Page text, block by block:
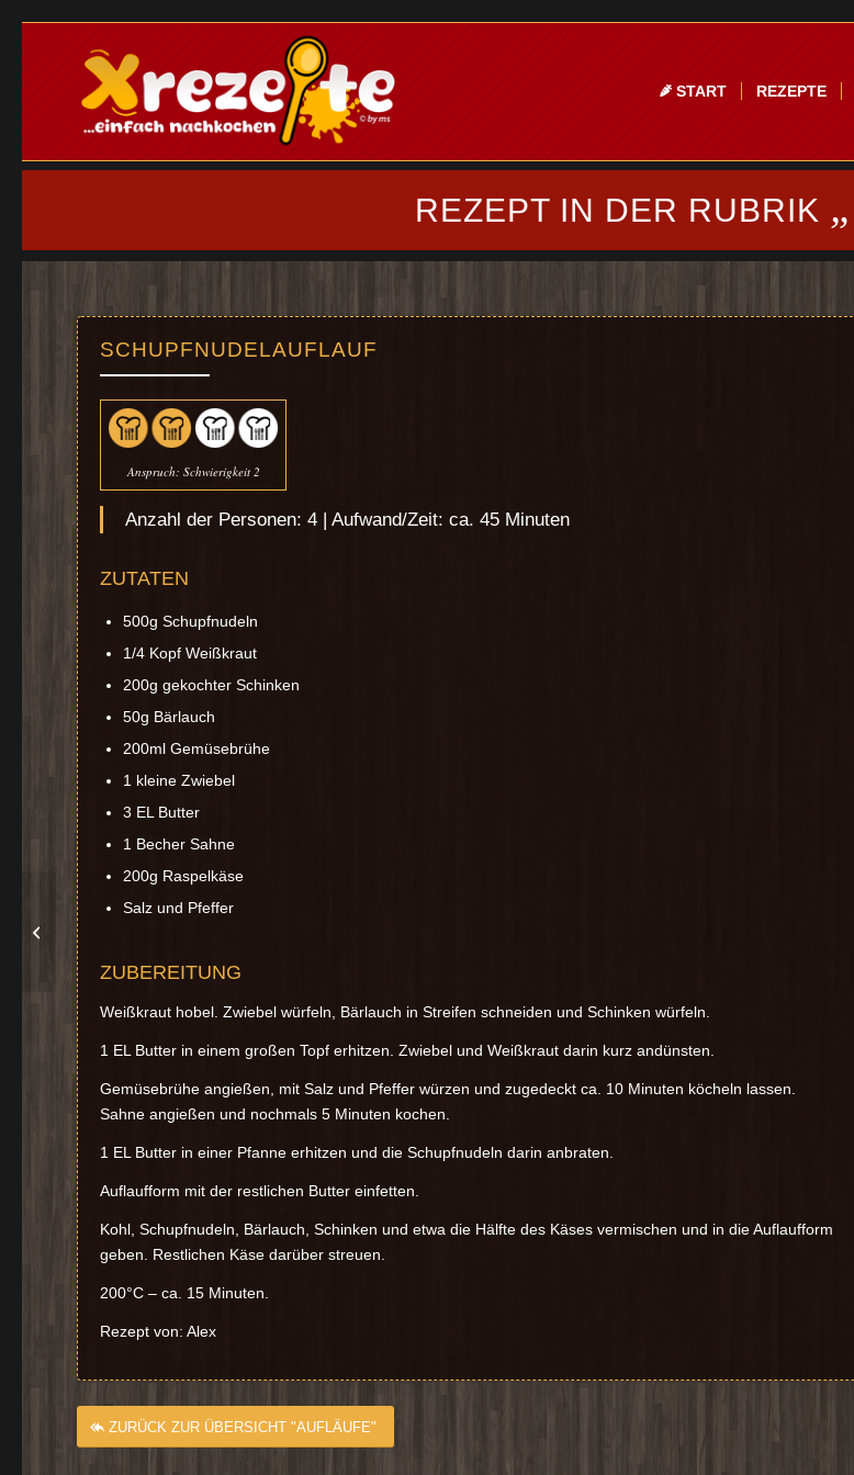
START REZEPTE
REZEPT IN DER RUBRIK „
SCHUPFNUDELAUFLAUF
Anspruch: Schwierigkeit 2
Anzahl der Personen: 4 | Aufwand/Zeit: ca. 45 Minuten
ZUTATEN
500g Schupfnudeln
1/4 Kopf Weißkraut
200g gekochter Schinken
50g Bärlauch
200ml Gemüsebrühe
1 kleine Zwiebel
3 EL Butter
1 Becher Sahne
200g Raspelkäse
Salz und Pfeffer
ZUBEREITUNG
Weißkraut hobel. Zwiebel würfeln, Bärlauch in Streifen schneiden und Schinken würfeln.
1 EL Butter in einem großen Topf erhitzen. Zwiebel und Weißkraut darin kurz andünsten.
Gemüsebrühe angießen, mit Salz und Pfeffer würzen und zugedeckt ca. 10 Minuten köcheln lassen.
Sahne angießen und nochmals 5 Minuten kochen.
1 EL Butter in einer Pfanne erhitzen und die Schupfnudeln darin anbraten.
Auflaufform mit der restlichen Butter einfetten.
Kohl, Schupfnudeln, Bärlauch, Schinken und etwa die Hälfte des Käses vermischen und in die Auflaufform
geben. Restlichen Käse darüber streuen.
200°C – ca. 15 Minuten.
Rezept von: Alex
ZURÜCK ZUR ÜBERSICHT "AUFLÄUFE"
Reis-Hackfleisch
Auflauf